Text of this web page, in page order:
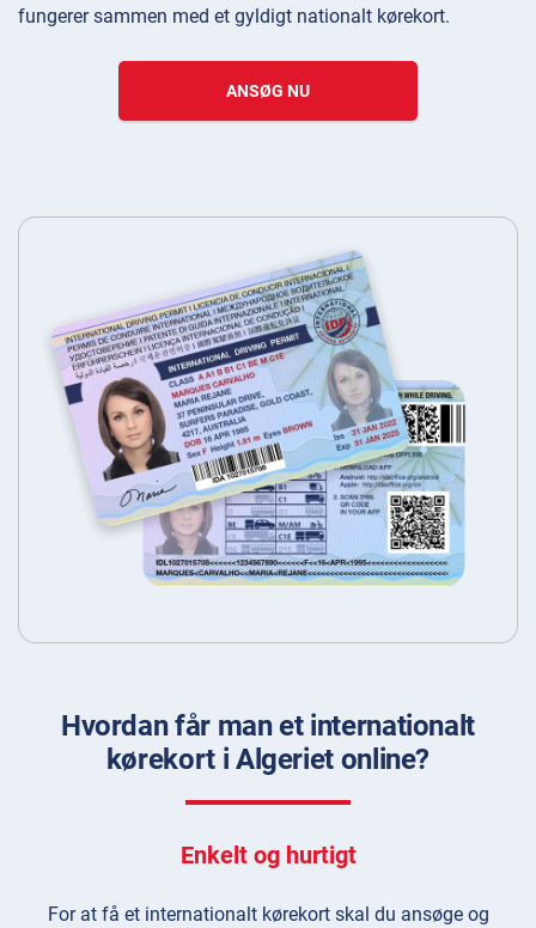
fungerer sammen med et gyldigt nationalt kørekort.
ANSØG NU
Hvordan får man et internationalt
kørekort i Algeriet online?
Enkelt og hurtigt
For at få et internationalt kørekort skal du ansøge og